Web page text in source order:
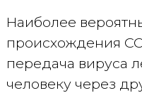
Наиболее
происхождения
передача вируса
человеку через